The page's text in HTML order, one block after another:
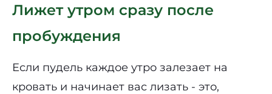
Лижет утром сразу после
пробуждения
Если пудель каждое утро залезает на
кровать и начинает вас лизать - это,